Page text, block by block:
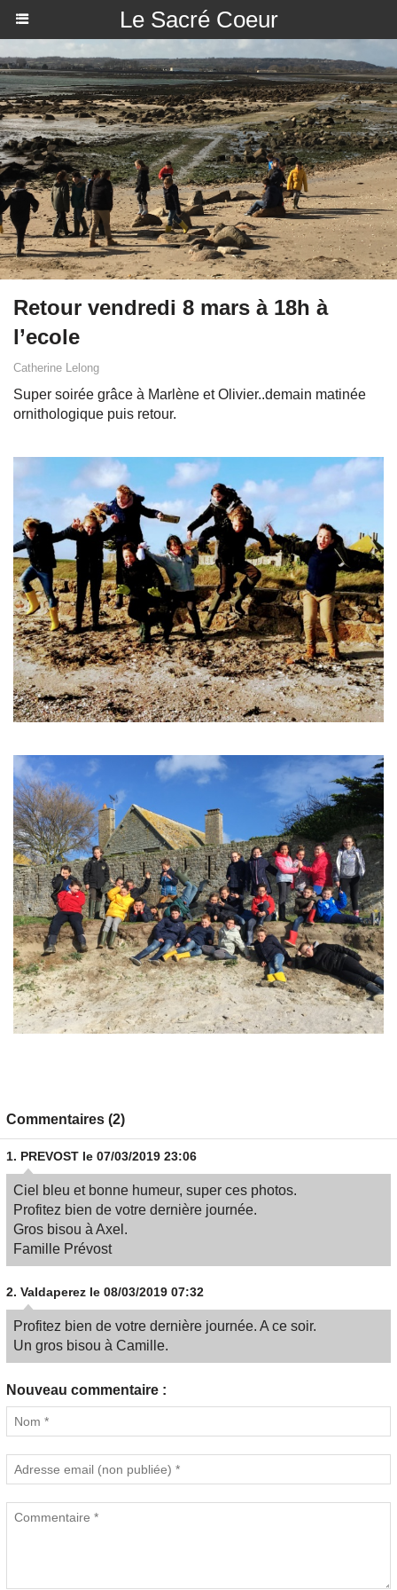
Le Sacré Coeur
Retour vendredi 8 mars à 18h à
l’ecole
Catherine Lelong
Super soirée grâce à Marlène et Olivier..demain matinée
ornithologique puis retour.
Commentaires (2)
1. PREVOST le 07/03/2019 23:06
Ciel bleu et bonne humeur, super ces photos.
Profitez bien de votre dernière journée.
Gros bisou à Axel.
Famille Prévost
2. Valdaperez le 08/03/2019 07:32
Profitez bien de votre dernière journée. A ce soir.
Un gros bisou à Camille.
Nouveau commentaire :